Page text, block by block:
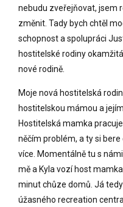
nebudu zveřejňovat, jsem
změnit. Tady bych chtěl
schopnost a spolupráci
hostitelské rodiny
nové rodině.
Moje nová hostitelská
hostitelskou mámou a
Hostitelská mamka
něčím problém, a ty si
více. Momentálně tu s
mě a Kyla vozí host
minut chůze domů. Já
úžasného recreation centra.